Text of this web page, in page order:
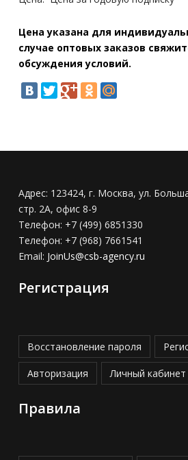
Цена указана для
случае оптовых заказов
обсуждения условий.
Адрес: 123424, г. Москва, ул.
стр. 2А, офис 8-9
Телефон: +7 (499) 6851330
Телефон: +7 (968) 7661541
Email: JoinUs@csb-agency.ru
Регистрация
Восстановление пароля
Авторизация Личный кабинет
Правила